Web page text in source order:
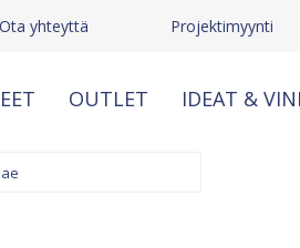
Ota yhteyttä Projektimyynti
OUTLET IDEAT &